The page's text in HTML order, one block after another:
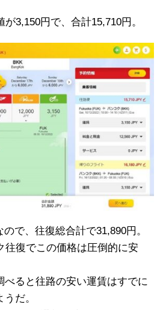
3,150円で、合計15,710円。
で、往復総合計で31,890円。
往復でこの価格は圧倒的に安
べると往路の安い運賃はすでに
だ。